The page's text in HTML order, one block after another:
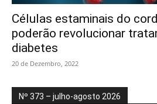
Células estaminais do
poderão revolucionar
diabetes
20 de Dezembro, 2022
Nº 373 – julho-agosto 2026